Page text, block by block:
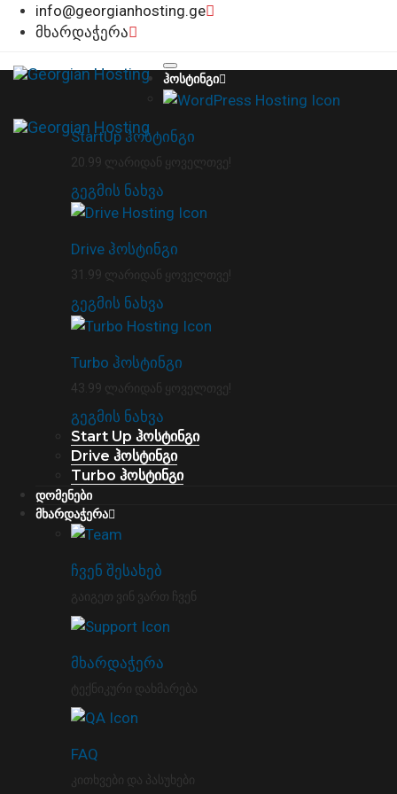
info@georgianhosting.ge
მხარდაჭერა
ჰოსტინგი
StartUp ჰოსტინგი
20.99 ლარიდან ყოველთვე!
გეგმის ნახვა
Drive ჰოსტინგი
31.99 ლარიდან ყოველთვე!
გეგმის ნახვა
Turbo ჰოსტინგი
43.99 ლარიდან ყოველთვე!
გეგმის ნახვა
Start Up ჰოსტინგი
Drive ჰოსტინგი
Turbo ჰოსტინგი
დომენები
მხარდაჭერა
ჩვენ შესახებ
გაიგეთ ვინ ვართ ჩვენ
მხარდაჭერა
ტექნიკური დახმარება
FAQ
კითხვები და პასუხები